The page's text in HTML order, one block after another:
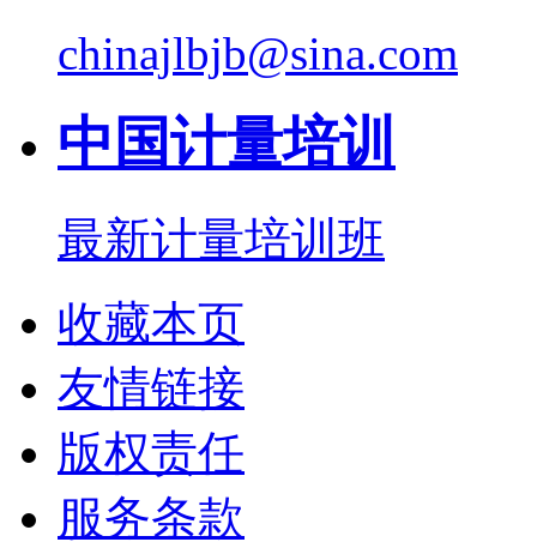
chinajlbjb@sina.com
中国计量培训
最新计量培训班
收藏本页
友情链接
版权责任
服务条款